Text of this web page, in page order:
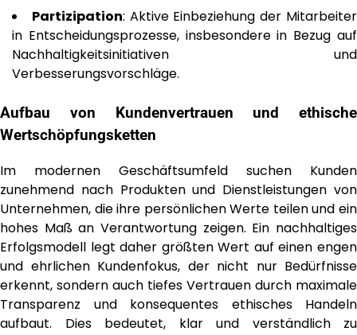
Partizipation: Aktive Einbeziehung der Mitarbeiter
in Entscheidungsprozesse, insbesondere in Bezug auf
Nachhaltigkeitsinitiativen und
Verbesserungsvorschläge.
Aufbau von Kundenvertrauen und ethische
Wertschöpfungsketten
Im modernen Geschäftsumfeld suchen Kunden
zunehmend nach Produkten und Dienstleistungen von
Unternehmen, die ihre persönlichen Werte teilen und ein
hohes Maß an Verantwortung zeigen. Ein nachhaltiges
Erfolgsmodell legt daher größten Wert auf einen engen
und ehrlichen Kundenfokus, der nicht nur Bedürfnisse
erkennt, sondern auch tiefes Vertrauen durch maximale
Transparenz und konsequentes ethisches Handeln
aufbaut. Dies bedeutet, klar und verständlich zu